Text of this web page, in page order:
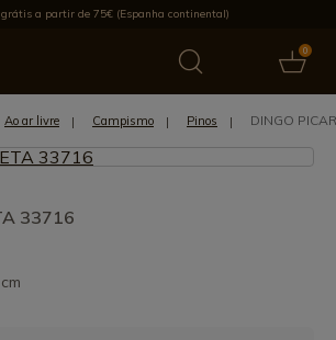
grátis a partir de 75€ (Espanha continental)
0
Oferece Últimas notícias
Ao ar livre Campismo Pinos DINGO
33716